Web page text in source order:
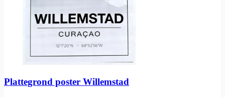
Plattegrond poster Willemstad